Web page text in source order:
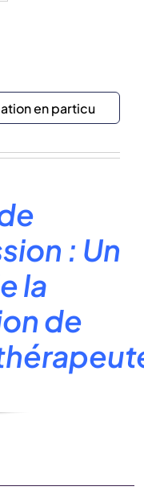
: Un
la
de